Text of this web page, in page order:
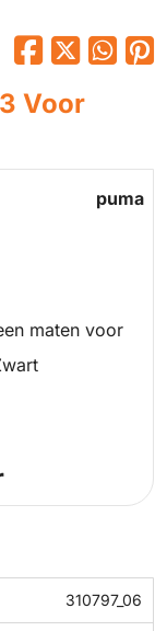
Voor
puma
maten voor
310797_06